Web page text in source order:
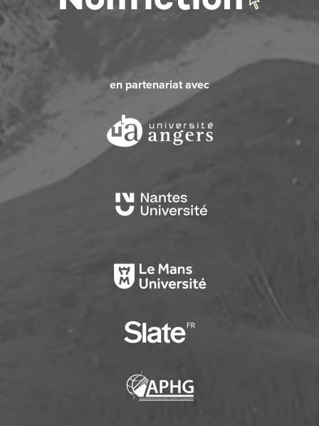
en partenariat avec